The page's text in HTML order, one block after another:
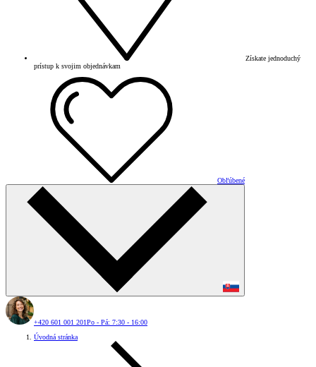
Získate jednoduchý
prístup k svojim objednávkam
Obľúbené
+420 601 001 201Po - Pá: 7:30 - 16:00
Úvodná stránka